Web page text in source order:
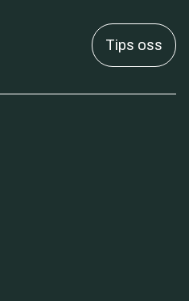
Tips oss